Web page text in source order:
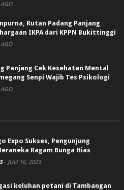
Rutan Padang Panjang
IKPA dari KPPN Bukittinggi
Panjang Cek Kesehatan Mental
Senpi Wajib Tes Psikologi
Expo Sukses, Pengunjung
Ragam Bunga Hias
- JULI 16, 2023
keluhan petani di Tambangan